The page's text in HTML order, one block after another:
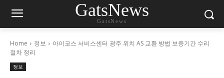
GatsNews
GatsNews
Home 정보
아이코스 서비스센터 광주 위치 AS 교환 방법 보증기간 수리
절차 정리
정보